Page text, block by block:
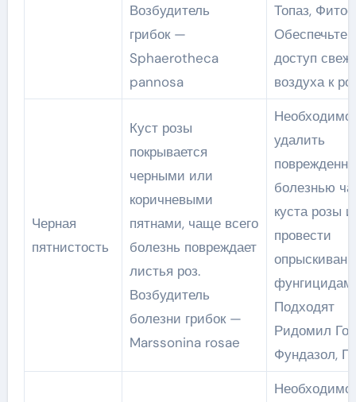
Возбудитель
грибок —
Sphaerotheca
pannosa
Топаз,
Обеспечьте
доступ
воздуха к
Черная
пятнистость
Куст розы
покрывается
черными или
коричневыми
пятнами, чаще всего
болезнь повреждает
листья роз.
Возбудитель
болезни грибок —
Marssonina rosae
Необходимо
удалить
болезнью
куста розы и
провести
Подходят
Ридомил
Фундазол,
Необходимо